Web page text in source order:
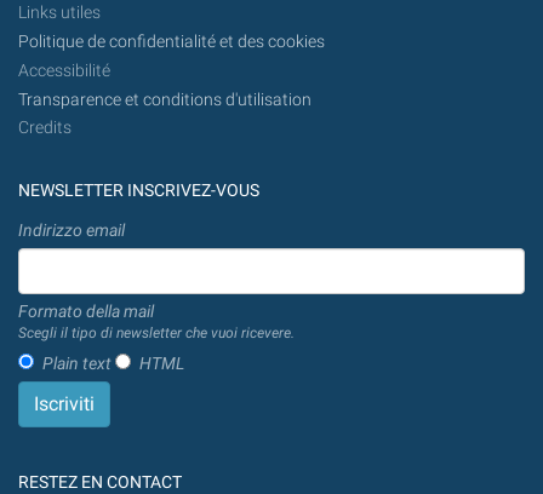
Links utiles
Politique de confidentialité et des cookies
Accessibilité
Transparence et conditions d'utilisation
Credits
NEWSLETTER INSCRIVEZ-VOUS
Indirizzo email
Formato della mail
Scegli il tipo di newsletter che vuoi ricevere.
Plain text HTML
RESTEZ EN CONTACT